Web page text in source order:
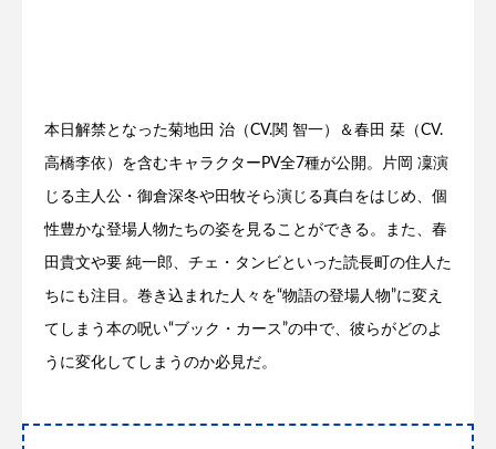
本日解禁となった菊地田 治（CV.関 智一）＆春田 栞（CV.
高橋李依）を含むキャラクターPV全7種が公開。片岡 凜演
じる主人公・御倉深冬や田牧そら演じる真白をはじめ、個
性豊かな登場人物たちの姿を見ることができる。また、春
田貴文や要 純一郎、チェ・タンビといった読長町の住人た
ちにも注目。巻き込まれた人々を“物語の登場人物”に変え
てしまう本の呪い“ブック・カース”の中で、彼らがどのよ
うに変化してしまうのか必見だ。